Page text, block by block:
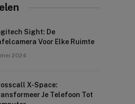
Sight: De
Voor Elke Ruimte
2024
X-Space:
Je Telefoon Tot